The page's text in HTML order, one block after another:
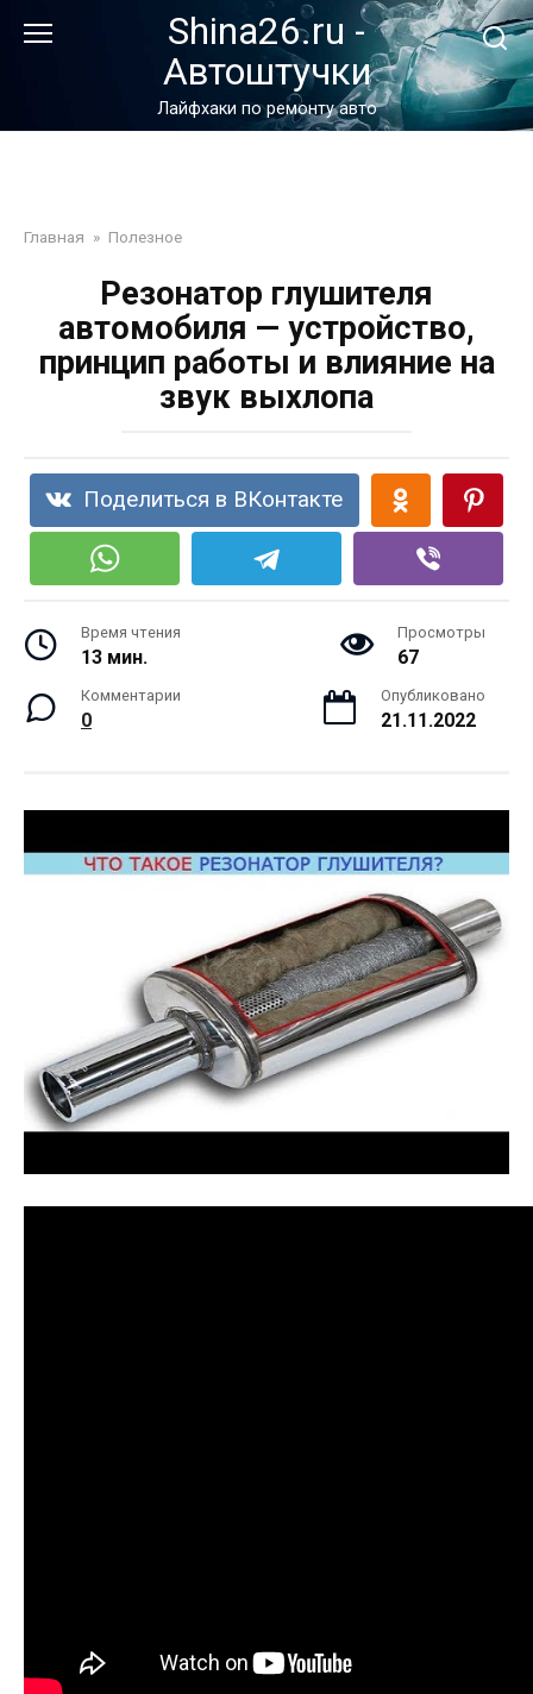
Shina26.ru -
Автоштучки
Лайфхаки по ремонту авто
Главная » Полезное
Резонатор глушителя
автомобиля — устройство,
принцип работы и влияние на
звук выхлопа
Поделиться в ВКонтакте
Время чтения
13 мин.
Просмотры
67
Комментарии
0
Опубликовано
21.11.2022